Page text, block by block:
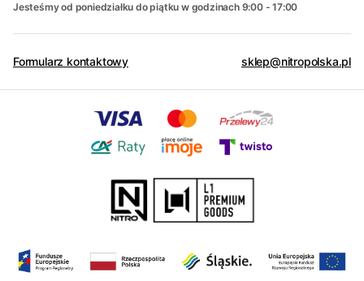
Jesteśmy od poniedziałku do piątku w godzinach 9:00 - 17:00
Formularz kontaktowy sklep@nitropolska.pl